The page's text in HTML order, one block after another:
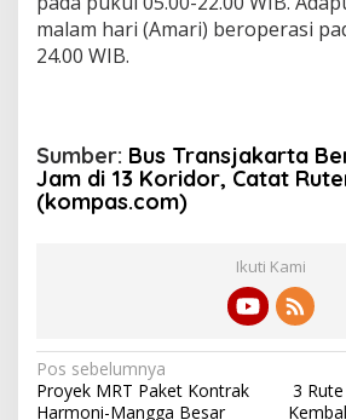
malam hari (Amari) beroperasi
24.00 WIB.
Sumber: Bus Transjakarta
Jam di 13 Koridor, Catat
(kompas.com)
Ikuti Kami
N
a
Pos sebelumnya
Proyek MRT Paket Kontrak
Harmoni-Mangga Besar
3